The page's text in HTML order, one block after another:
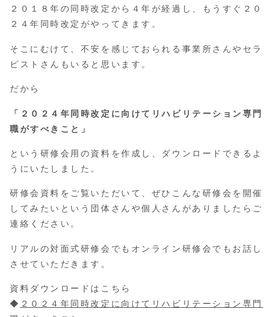
２０１８年の同時改定から４年が経過し、もうすぐ２０
２４年同時改定がやってきます。
そこにむけて、不安を感じておられる事業所さんやセラ
ピストさんもいると思います。
だから
「２０２４年同時改定に向けてリハビリテーション専門
職がすべきこと」
という研修会用の資料を作成し、ダウンロードできるよ
うにいたしました。
研修会資料をご覧いただいて、ぜひこんな研修会を開催
してみたいという団体さんや個人さんがありましたらご
連絡ください。
リアルの対面式研修会でもオンライン研修会でもお話し
させていただきます。
資料ダウンロードはこちら
◆ ２０２４年同時改定に向けてリハビリテーション専門